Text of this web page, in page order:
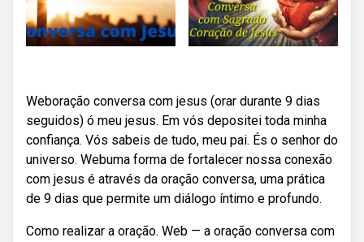
Weboração conversa com jesus (orar durante 9 dias
seguidos) ó meu jesus. Em vós depositei toda minha
confiança. Vós sabeis de tudo, meu pai. És o senhor do
universo. Webuma forma de fortalecer nossa conexão
com jesus é através da oração conversa, uma prática
de 9 dias que permite um diálogo íntimo e profundo.
Como realizar a oração. Web — a oração conversa com